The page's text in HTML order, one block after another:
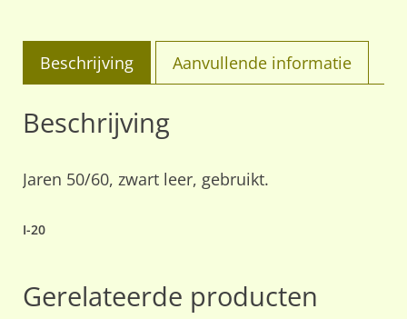
Beschrijving Aanvullende informatie
Beschrijving
Jaren 50/60, zwart leer, gebruikt.
I-20
Gerelateerde producten